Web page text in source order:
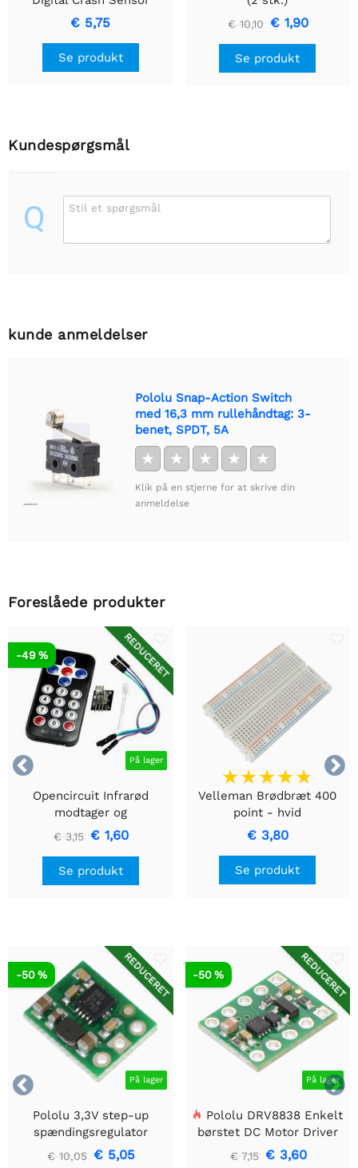
(højre)
€ 5,75
Se produkt
€ 10,10 € 1,90
Se produkt
Kundespørgsmål
Q Stil et spørgsmål
kunde anmeldelser
Pololu Snap-Action Switch
med 16,3 mm rullehåndtag: 3-
benet, SPDT, 5A
★ ★ ★ ★ ★
Klik på en stjerne for at skrive din
anmeldelse
Foreslåede produkter


REDUCERET
På lager
-49 %
Opencircuit Infrarød
modtager og
fjernbetjeningssæt
€ 3,15 € 1,60
Se produkt
Velleman Brødbræt 400
point - hvid
€ 3,80
Se produkt


REDUCERET
På lager
-50 %
Pololu 3,3V step-up
spændingsregulator
U1V10F3
€ 10,05 € 5,05
REDUCERET
På lager
-50 %
Pololu DRV8838 Enkelt
børstet DC Motor Driver
Holder
€ 7,15 € 3,60